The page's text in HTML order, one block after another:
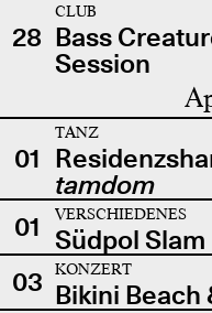
28
CLUB
Bass
Session
01
TANZ
tamdom
01
VERSCHIEDENES
Südpol Slam
03
KONZERT
Bikini Beach